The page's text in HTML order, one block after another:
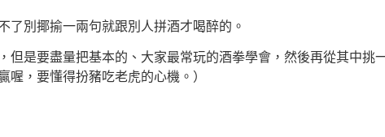
別揶揄一兩句就跟別人拼酒才喝醉的。
是要盡量把基本的、大家最常玩的酒拳學會，然後再從其中挑
，要懂得扮豬吃老虎的心機。）